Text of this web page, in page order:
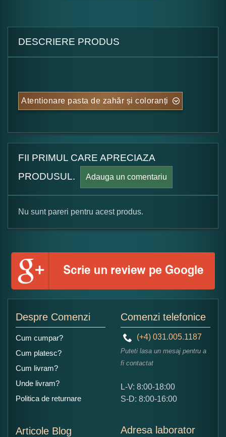
DESCRIERE PRODUS
Atentionare pasta de zahăr și coloranți
FII PRIMUL CARE APRECIAZA
PRODUSUL.
Adauga un comentariu
Formular pareri client
Numele dumneavoastra:
Ce nota acordati acestui produs?
5
Nu sunt pareri pentru acest produs.
Despre Comenzi
Cum cumpar?
Cum platesc?
Cum livram?
Unde livram?
Politica de returnare
Articole Blog
Comenzi telefonice
(+4) 031.005.1187
Puteti lasa un mesaj pentru a
fi contactat
L-V: 8:00-18:00
S-D: 8:00-16:00
Adresa laborator